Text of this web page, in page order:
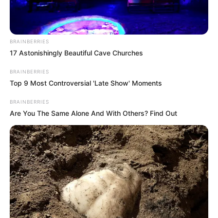
sich eine Sommerrodelbahn, auf der die kleinen und
großen Gäste ins Tal rauschen können. Unmittelbar
neben der Sommerrodelbahn befindet sich ein
Kletterwald. Im Winter ist der Hoherodskopf
hingegen ein beliebtes Wintersportgebiet, in dem
Informationen unter
dskopf.de.
Hoherodskopf kann auch ein 500 Meter langer
Baumkronenpfad begangen werden, der als
schwebende Konstruktion nur mit den Bäumen
verbunden ist. Informationen unterwww.baumkrone
npfad.de.
Wie Tarzan von Baum zu Baum klettern - Auf dem
größten zusammenhängenden Basaltmassiv und
dem größten Vulkan Europas, der vor 20 Millionen
BRAINBERRIES
17 Astonishingly Beautiful Cave Churches
BRAINBERRIES
Top 9 Most Controversial 'Late Show' Moments
BRAINBERRIES
Are You The Same Alone And With Others? Find Out